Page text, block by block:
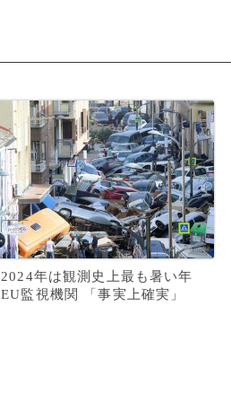
2024年は観測史上最も暑い年
EU監視機関 「事実上確実」